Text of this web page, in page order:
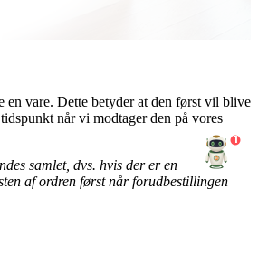
en vare. Dette betyder at den først vil blive
når vi modtager den på vores
samlet, dvs. hvis der er en
af ordren først når forudbestillingen
1